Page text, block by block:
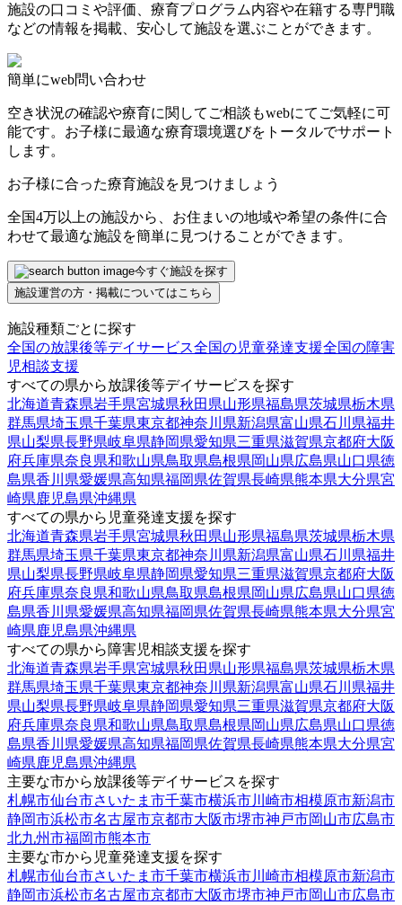
施設の口コミや評価、療育プログラム内容や在籍する専門職
などの情報を掲載、安心して施設を選ぶことができます。
簡単にweb問い合わせ
空き状況の確認や療育に関してご相談もwebにてご気軽に可
能です。お子様に最適な療育環境選びをトータルでサポート
します。
お子様に合った療育施設を見つけましょう
全国4万以上の施設から、お住まいの地域や希望の条件に合
わせて最適な施設を簡単に見つけることができます。
今すぐ施設を探す
施設運営の方・掲載についてはこちら
施設種類ごとに探す
全国の放課後等デイサービス全国の児童発達支援全国の障害
児相談支援
すべての県から放課後等デイサービスを探す
北海道青森県岩手県宮城県秋田県山形県福島県茨城県栃木県
群馬県埼玉県千葉県東京都神奈川県新潟県富山県石川県福井
県山梨県長野県岐阜県静岡県愛知県三重県滋賀県京都府大阪
府兵庫県奈良県和歌山県鳥取県島根県岡山県広島県山口県徳
島県香川県愛媛県高知県福岡県佐賀県長崎県熊本県大分県宮
崎県鹿児島県沖縄県
すべての県から児童発達支援を探す
北海道青森県岩手県宮城県秋田県山形県福島県茨城県栃木県
群馬県埼玉県千葉県東京都神奈川県新潟県富山県石川県福井
県山梨県長野県岐阜県静岡県愛知県三重県滋賀県京都府大阪
府兵庫県奈良県和歌山県鳥取県島根県岡山県広島県山口県徳
島県香川県愛媛県高知県福岡県佐賀県長崎県熊本県大分県宮
崎県鹿児島県沖縄県
すべての県から障害児相談支援を探す
北海道青森県岩手県宮城県秋田県山形県福島県茨城県栃木県
群馬県埼玉県千葉県東京都神奈川県新潟県富山県石川県福井
県山梨県長野県岐阜県静岡県愛知県三重県滋賀県京都府大阪
府兵庫県奈良県和歌山県鳥取県島根県岡山県広島県山口県徳
島県香川県愛媛県高知県福岡県佐賀県長崎県熊本県大分県宮
崎県鹿児島県沖縄県
主要な市から放課後等デイサービスを探す
札幌市仙台市さいたま市千葉市横浜市川崎市相模原市新潟市
静岡市浜松市名古屋市京都市大阪市堺市神戸市岡山市広島市
北九州市福岡市熊本市
主要な市から児童発達支援を探す
札幌市仙台市さいたま市千葉市横浜市川崎市相模原市新潟市
静岡市浜松市名古屋市京都市大阪市堺市神戸市岡山市広島市